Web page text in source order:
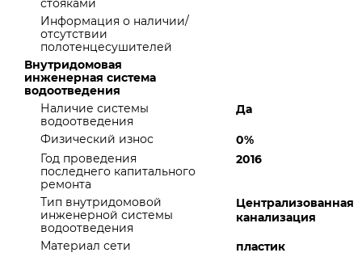
стояками
Информация о наличии/
отсутствии
полотенцесушителей
Внутридомовая
инженерная система
водоотведения
Наличие системы
водоотведения
Да
Физический износ
0%
Год проведения
последнего капитального
ремонта
2016
Тип внутридомовой
инженерной системы
водоотведения
Централизованная
канализация
Материал сети
пластик